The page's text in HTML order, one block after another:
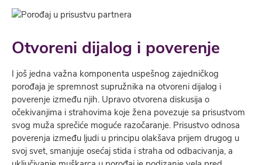
Otvoreni dijalog i poverenje
I još jedna važna komponenta uspešnog zajedničkog
porođaja je spremnost supružnika na otvoreni dijalog i
poverenje između njih. Upravo otvorena diskusija o
očekivanjima i strahovima koje žena povezuje sa prisustvom
svog muža sprečiće moguće razočaranje. Prisustvo odnosa
poverenja između ljudi u principu olakšava prijem drugog u
svoj svet, smanjuje osećaj stida i straha od odbacivanja, a